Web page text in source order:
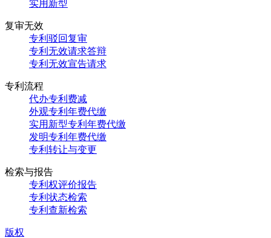
实用新型
复审无效
专利驳回复审
专利无效请求答辩
专利无效宣告请求
专利流程
代办专利费减
外观专利年费代缴
实用新型专利年费代缴
发明专利年费代缴
专利转让与变更
检索与报告
专利权评价报告
专利状态检索
专利查新检索
版权